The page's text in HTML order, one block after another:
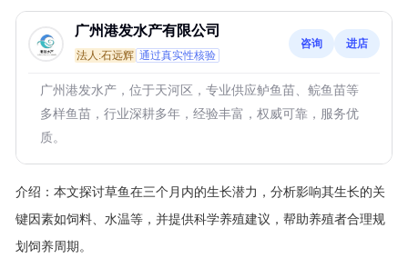
广州港发水产有限公司
法人:石远辉 通过真实性核验
咨询 进店
广州港发水产，位于天河区，专业供应鲈鱼苗、鲩鱼苗等
多样鱼苗，行业深耕多年，经验丰富，权威可靠，服务优
质。
介绍： 本文探讨草鱼在三个月内的生长潜力，分析影响其生长的关
键因素如饲料、水温等，并提供科学养殖建议，帮助养殖者合理规
划饲养周期。